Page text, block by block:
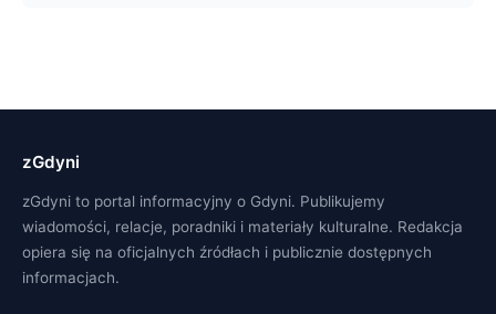
zGdyni
zGdyni to portal informacyjny o Gdyni. Publikujemy
wiadomości, relacje, poradniki i materiały kulturalne. Redakcja
opiera się na oficjalnych źródłach i publicznie dostępnych
informacjach.